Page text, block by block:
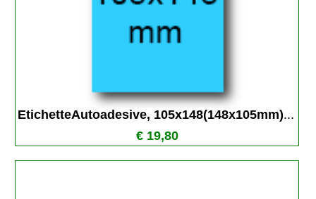
EtichetteAutoadesive, 105x148(148x105mm)...
€ 19,80